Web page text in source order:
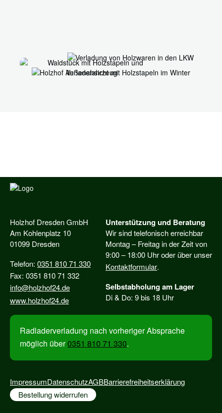
Holzhof Dresden GmbH
Am Kohlenplatz 10
01099 Dresden
Telefon: 0351 810 71 330
Fax: 0351 810 71 332
info@holzhof24.de
www.holzhof24.de
Unterstützung und Beratung
Wir sind telefonisch erreichbar
Montag – Freitag in der Zeit von
9:00 – 18:00 Uhr oder über unser
Kontaktformular.
Selbstabholung am Lager
Di & Do: 9 bis 18 Uhr
Radladerverladung nach vorheriger Absprache
möglich über0351 810 71 330.
ImpressumDatenschutzAGBBarrierefreiheitserklärung
Bestellung widerrufen